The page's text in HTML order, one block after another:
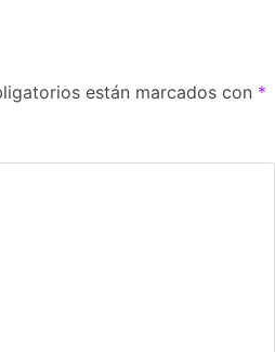
están marcados con *